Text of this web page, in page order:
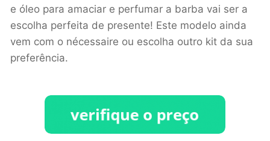
e óleo para amaciar e perfumar a barba vai ser a
escolha perfeita de presente! Este modelo ainda
vem com o nécessaire ou escolha outro kit da sua
preferência.